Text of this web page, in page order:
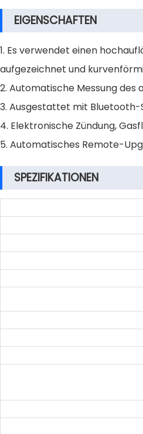
EIGENSCHAFTEN
1. Es verwendet einen
aufgezeichnet und
2. Automatische Messung
3. Ausgestattet mit
4. Elektronische Zündung,
5. Automatisches Remote-
SPEZIFIKATIONEN